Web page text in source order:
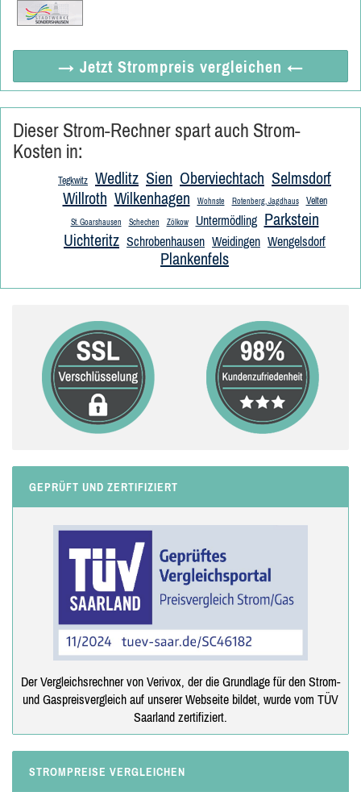
→ Jetzt Strompreis vergleichen ←
Dieser Strom-Rechner spart auch Strom-
Kosten in:
Tegkwitz Wedlitz Sien Oberviechtach Selmsdorf
Willroth Wilkenhagen Wohnste Rotenberg, Jagdhaus Velten
St. Goarshausen Schechen Zölkow Untermödling Parkstein
Uichteritz Schrobenhausen Weidingen Wengelsdorf
Plankenfels
GEPRÜFT UND ZERTIFIZIERT
Der Vergleichsrechner von Verivox, der die Grundlage für den Strom-
und Gaspreisvergleich auf unserer Webseite bildet, wurde vom TÜV
Saarland zertifiziert.
STROMPREISE VERGLEICHEN